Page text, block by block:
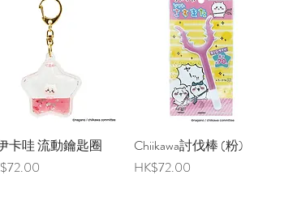
快速瀏覽
卡哇 流動鑰匙圈
快速瀏覽
Chiikawa討伐棒 (粉)
價格
HK$72.00